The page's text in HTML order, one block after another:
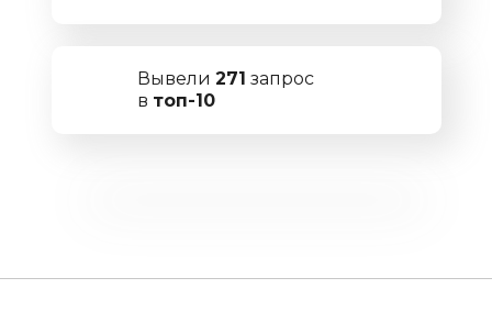
Вывели 271 запрос
в топ-10